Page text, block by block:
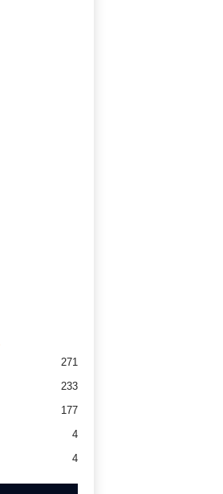
271
233
177
4
4